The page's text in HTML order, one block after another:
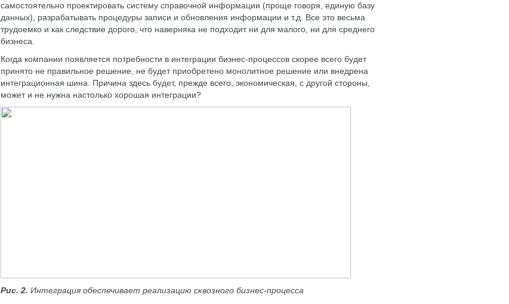
самостоятельно проектировать систему справочной информации (проще говоря, единую базу
данных), разрабатывать процедуры записи и обновления информации и т.д. Все это весьма
трудоемко и как следствие дорого, что наверняка не подходит ни для малого, ни для среднего
бизнеса.
Когда компании появляется потребности в интеграции бизнес-процессов скорее всего будет
принято не правильное решение, не будет приобретено монолитное решение или внедрена
интеграционная шина. Причина здесь будет, прежде всего, экономическая, с другой стороны,
может и не нужна настолько хорошая интеграции?
Рис. 2. Интеграция обеспечивает реализацию сквозного бизнес-процесса